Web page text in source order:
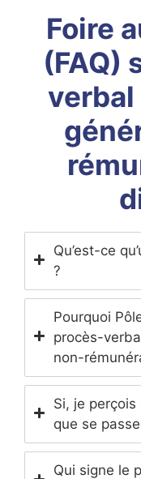
Foire
(FAQ)
verbal
Qu’est-ce
?
Pourquoi
procès-
non-
Si, je
que se
Qui signe le